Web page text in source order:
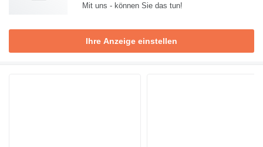
Mit uns - können Sie das tun!
Ihre Anzeige einstellen